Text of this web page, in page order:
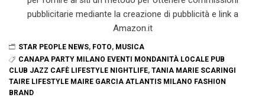
pubblicitarie mediante la creazione di pubblicità e link a
Amazon.it
STAR PEOPLE NEWS, FOTO, MUSICA
CANAPA PARTY MILANO EVENTI MONDANITÀ LOCALE PUB
CLUB JAZZ CAFÈ LIFESTYLE NIGHTLIFE, TANIA MARIE SCARINGI
TAIRE LIFESTYLE MAIRE GARCIA ATLANTIS MILANO FASHION
BRAND